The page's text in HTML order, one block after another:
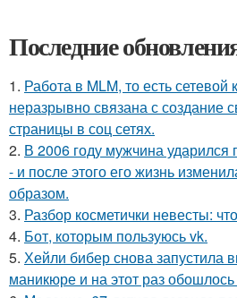
Последние
1. Работа в MLM, то есть сетевой
неразрывно связана с создание
страницы в соц сетях.
2. В 2006 году мужчина ударился
- и после этого его жизнь
образом.
3. Разбор косметички невесты:
4. Бот, которым пользуюсь vk.
5. Хейли бибер снова запустила
маникюре и на этот раз